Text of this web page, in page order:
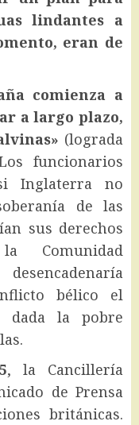
lindantes a
eran de
comienza a
a largo plazo,
(lograda
funcionarios
Inglaterra no
de las
sus derechos
bélico el
dada la pobre
, la Cancillería
de Prensa
británicas.